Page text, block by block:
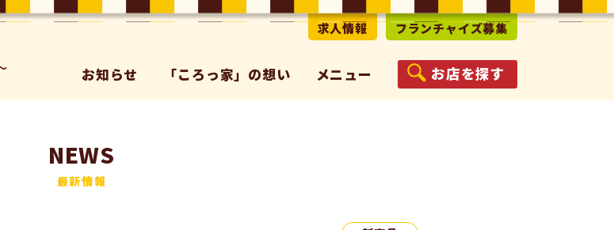
お知らせ 「ころっ家」の想い メニュー お店を探す
求人情報 フランチャイズ募集
NEWS
最新情報